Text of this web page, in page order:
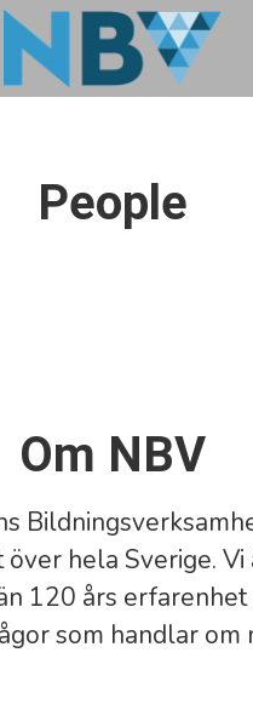
People
Om NBV
hela Sverige.
120 års
som handlar